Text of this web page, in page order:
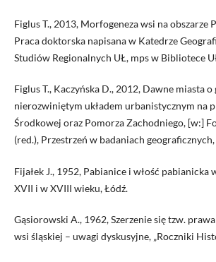
Figlus T., 2013, Morfogeneza wsi na obszarze
Praca doktorska napisana w Katedrze
Studiów Regionalnych UŁ, mps w Bibliotece
Figlus T., Kaczyńska D., 2012, Dawne miasta
nierozwiniętym układem urbanistycznym na
Środkowej oraz Pomorza Zachodniego, [w:]
(red.), Przestrzeń w badaniach
Fijałek J., 1952, Pabianice i włość pabianicka
XVII i w XVIII wieku, Łódź.
Gąsiorowski A., 1962, Szerzenie się tzw.
wsi śląskiej – uwagi dyskusyjne, „Roczniki